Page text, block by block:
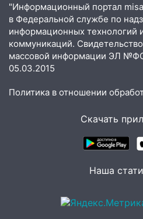
16:09 Ветераны
Ульяновска успешно
Чемпионате России
16:02 В Ульяновской
более 28% площадей
зернобобовых культур
Ульяновской области
агрессивную женщину
курьера: крупная
новый кавалер
"Информационный портал
в Федеральной службе по
информационных технологий
коммуникаций.
массовой информации ЭЛ
05.03.2015
Политика в отношении
Скачать
Наша